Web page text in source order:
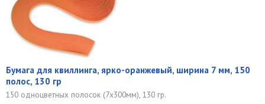
Бумага для квиллинга, ярко-оранжевый, ширина 7 мм, 150
полос, 130 гр
150 одноцветных полосок (7х300мм), 130 гр.